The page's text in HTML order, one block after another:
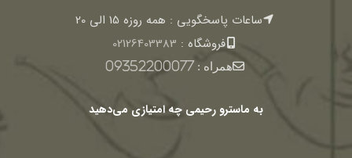
ساعات پاسخگویی : همه روزه 15 الی 20
فروشگاه : 02126403383
همراه :09352200077
به ماسترو رحیمی چه امتیازی می‌دهید